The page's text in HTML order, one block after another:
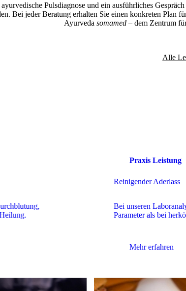
Pulsdiagnose und ein ausführliches
Bei jeder Beratung erhalten Sie einen konkreten
Ayurveda somamed– dem Zentrum
Alle
wir deutlich mehr
Praxis Leistung
Mutter-Kind-Pass
Die gesundheitliche
Kleinkinder – auch
Mehr erfahren